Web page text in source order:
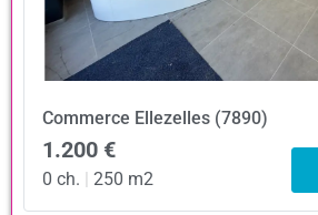
Commerce Ellezelles (7890)
1.200 €
0 ch. | 250 m2